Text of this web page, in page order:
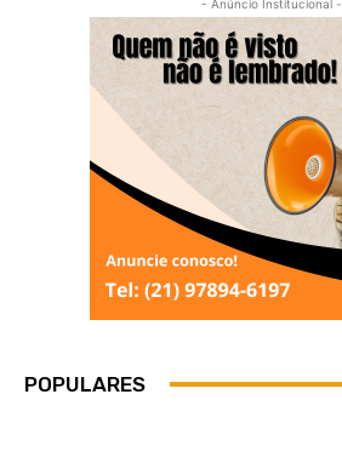
- Anúncio Institucional -
POPULARES